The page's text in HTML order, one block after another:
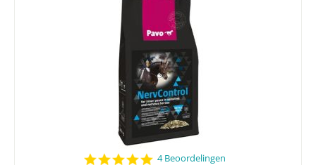
5.0
4 Beoordelingen